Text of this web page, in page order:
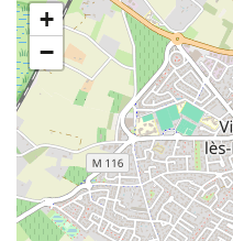
+
−